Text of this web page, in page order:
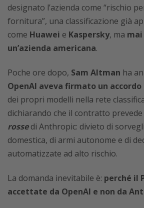
designato l’azienda come “rischio
fornitura”, una classificazione già
come Huawei e Kaspersky, ma mai
un’azienda americana.
Poche ore dopo, Sam Altman ha
OpenAI aveva firmato un accordo
dei propri modelli nella rete
dichiarando che il contratto prevede
rossedi Anthropic: divieto di
domestica, di armi autonome e di
automatizzate ad alto rischio.
La domanda inevitabile è: perché il
accettate da OpenAI e non da